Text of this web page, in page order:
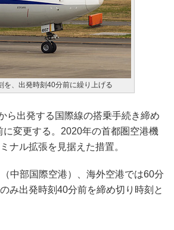
を、出発時刻40分前に繰り上げる
出発する国際線の搭乗手続き締め
変更する。2020年の首都圏空港機
ナル拡張を見据えた措置。
中部国際空港）、海外空港では60分
み出発時刻40分前を締め切り時刻と